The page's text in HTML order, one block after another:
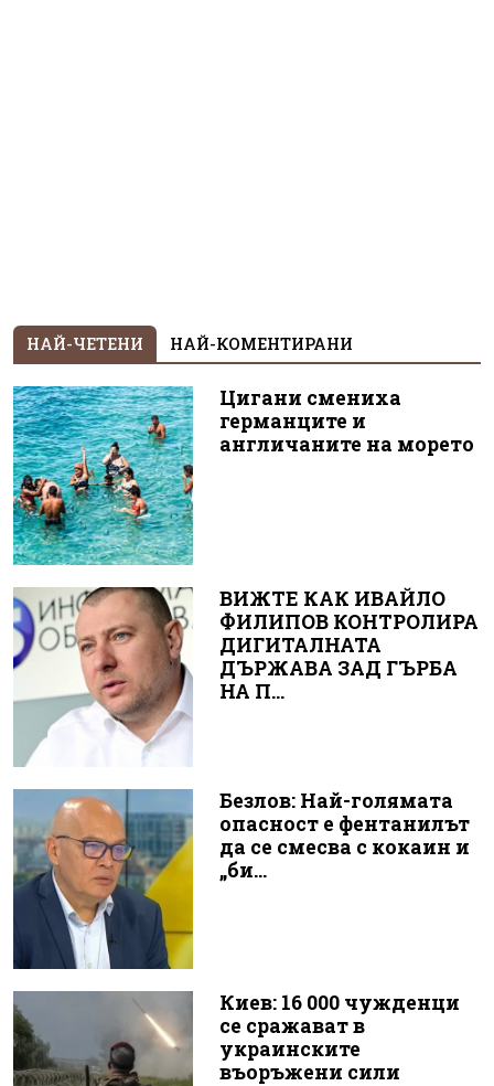
НАЙ-ЧЕТЕНИ НАЙ-КОМЕНТИРАНИ
Цигани смениха
германците и
англичаните на морето
ВИЖТЕ КАК ИВАЙЛО
ФИЛИПОВ КОНТРОЛИРА
ДИГИТАЛНАТА
ДЪРЖАВА ЗАД ГЪРБА
НА П...
Безлов: Най-голямата
опасност е фентанилът
да се смесва с кокаин и
„би...
Киев: 16 000 чужденци
се сражават в
украинските
въоръжени сили